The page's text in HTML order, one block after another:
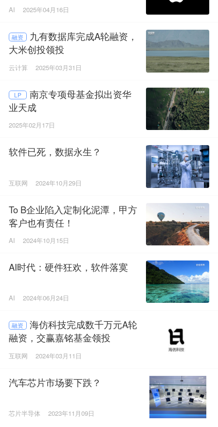
AI 2025年04月16日
融资
九有数据库完成A轮融资，
大米创投领投
云计算 2025年03月31日
LP
南京专项母基金拟出资华
业天成
2025年02月17日
软件已死，数据永生？
互联网 2024年10月29日
To B企业陷入定制化泥潭，甲方
客户也有责任！
AI 2024年10月15日
AI时代：硬件狂欢，软件落寞
AI 2024年06月24日
融资
海仿科技完成数千万元A轮
融资，交赢嘉铭基金领投
互联网 2024年03月11日
汽车芯片市场要下跌？
芯片半导体 2023年11月09日